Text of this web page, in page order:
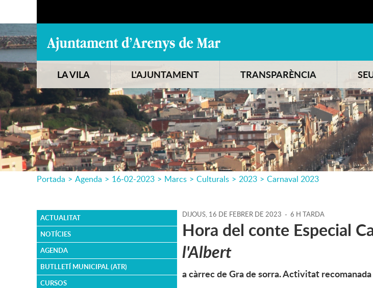
LA VILA L'AJUNTAMENT TRANSPARÈNCIA
Portada > Agenda > 16-02-2023 > Marcs > Culturals > 2023 > Carnaval 2023
ACTUALITAT
NOTÍCIES
AGENDA
BUTLLETÍ MUNICIPAL (ATR)
CURSOS
DIJOUS, 16 DE FEBRER DE 2023 - 6 H TARDA
Hora del conte Especial
l'Albert
a càrrec de Gra de sorra. Activitat